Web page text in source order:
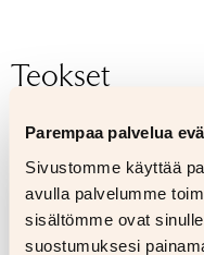
Parempaa palvelua
Sivustomme käyttää
avulla palvelumme
sisältömme ovat
suostumuksesi
Teokset